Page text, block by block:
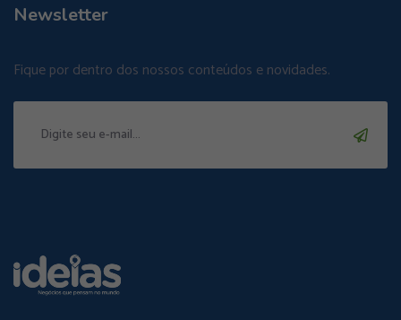
Newsletter
Fique por dentro dos nossos conteúdos e novidades.